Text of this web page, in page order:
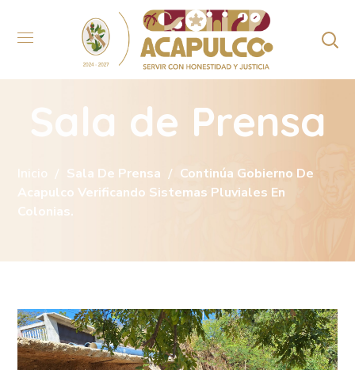
Sala de Prensa
Inicio Sala De Prensa
Continúa Gobierno De
Acapulco Verificando Sistemas Pluviales En
Colonias.